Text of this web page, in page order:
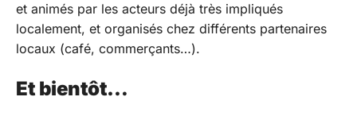
et animés par les acteurs déjà très impliqués
localement, et organisés chez différents partenaires
locaux (café, commerçants…).
Et bientôt…